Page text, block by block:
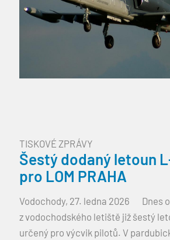
TISKOVÉ ZPRÁVY
Šestý dodaný letoun
pro LOM PRAHA
Vodochody, 27. ledna 2026 Dnes
z vodochodského letiště již šestý
určený pro výcvik pilotů. V